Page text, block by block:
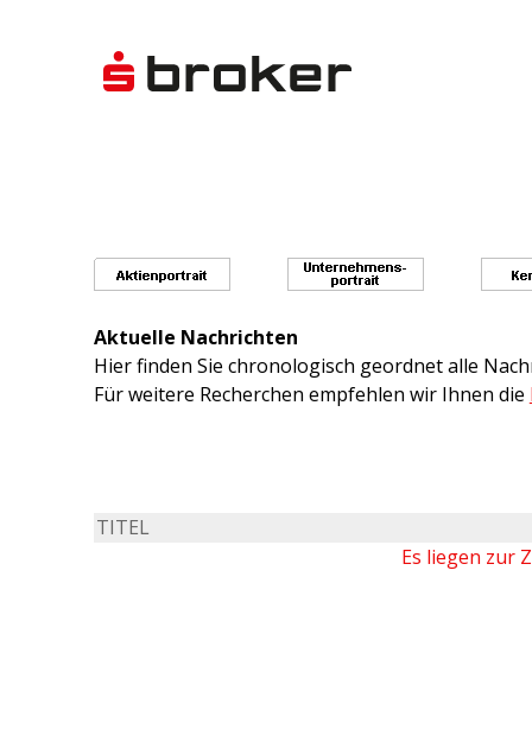
Aktuelle Nachrichten
Hier finden Sie chronologisch geordnet alle
Für weitere Recherchen empfehlen wir Ihnen die
TITEL
Es liegen zur